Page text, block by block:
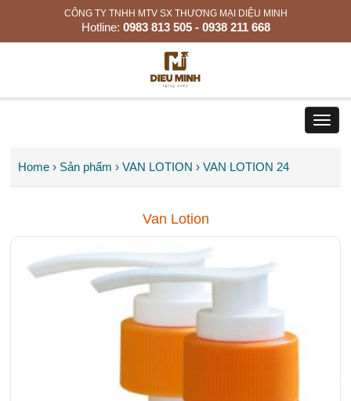
CÔNG TY TNHH MTV SX THƯƠNG MẠI DIỆU MINH
Hotline: 0983 813 505 - 0938 211 668
Home › Sản phẩm › VAN LOTION › VAN LOTION 24
Van Lotion